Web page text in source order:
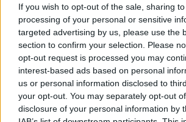
If you wish to opt-out of the sale, sharing
processing of your personal or sensitive
targeted advertising by us, please use the
section to confirm your selection. Please
opt-out request is processed you may
interest-based ads based on personal
us or personal information disclosed to
your opt-out. You may separately opt-out
disclosure of your personal information by